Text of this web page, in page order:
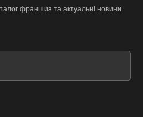
франшиз та актуальні новини